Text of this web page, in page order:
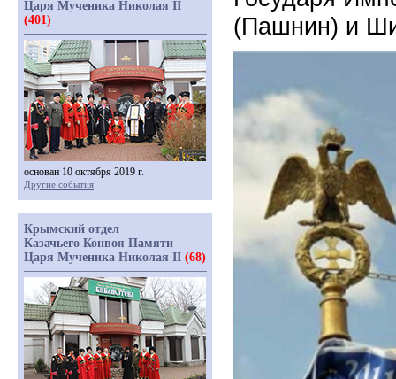
(Пашнин) и
Царя Мученика Николая II
(401)
основан 10 октября 2019 г.
Другие события
Крымский отдел
Казачьего Конвоя Памяти
Царя Мученика Николая II (68)